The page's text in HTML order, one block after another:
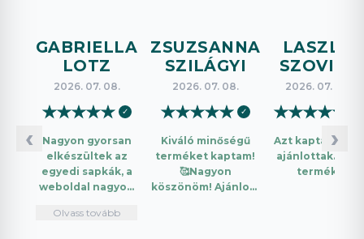
‹
GABRIELLA
LOTZ
2026. 07. 08.
★★★★★ ✓
Nagyon gyorsan
elkészültek az
egyedi sapkák, a
weboldal nagyon
használni.
Olvass tovább
ZSUZSANNA
SZILÁGYI
2026. 07. 08.
★★★★★ ✓
Kiváló minőségű
terméket kaptam!
🥰Nagyon
köszönöm! Ajánlom
LASZLO
SZOVICS
2026. 07. 08.
★★★★★
Azt kaptam amit
ajánlottak. Jó a
termék.
›